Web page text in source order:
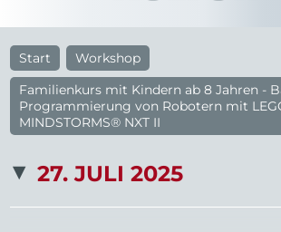
Start
Workshop
Familienkurs mit Kindern ab 8 Jahren -
Programmierung von Robotern mit
MINDSTORMS® NXT II
27. JULI 2025